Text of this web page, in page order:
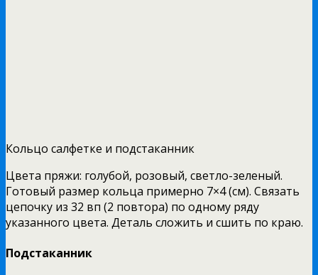
Кольцо салфетке и подстаканник
Цвета пряжи: голубой, розовый, светло-зеленый.
Готовый размер кольца примерно 7×4 (см). Связать
цепочку из 32 вп (2 повтора) по одному ряду
указанного цвета. Деталь сложить и сшить по краю.
Подстаканник